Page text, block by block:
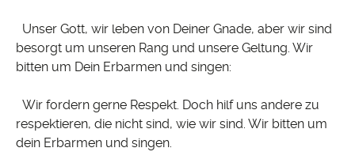
Unser Gott, wir leben von Deiner Gnade, aber wir sind
besorgt um unseren Rang und unsere Geltung. Wir
bitten um Dein Erbarmen und singen:
Wir fordern gerne Respekt. Doch hilf uns andere zu
respektieren, die nicht sind, wie wir sind. Wir bitten um
dein Erbarmen und singen.